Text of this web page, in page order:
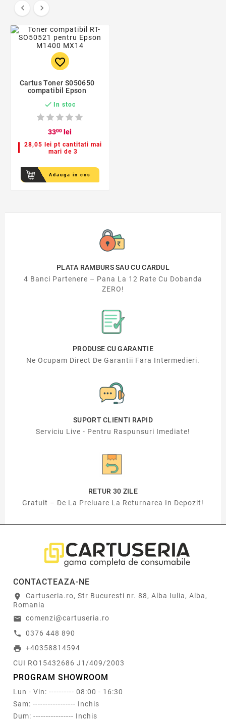
 
favorite_border
Cartus Toner S050650
compatibil Epson
 In stoc
3300 lei
28,05 lei pt cantitati mai
mari de 3
Adauga in cos
PLATA RAMBURS SAU CU CARDUL
4 Banci Partenere – Pana La 12 Rate Cu Dobanda
ZERO!
PRODUSE CU GARANTIE
Ne Ocupam Direct De Garantii Fara Intermedieri.
SUPORT CLIENTI RAPID
Serviciu Live - Pentru Raspunsuri Imediate!
RETUR 30 ZILE
Gratuit – De La Preluare La Returnarea In Depozit!
CONTACTEAZA-NE
location_on
Cartuseria.ro, Str Bucuresti nr. 88, Alba Iulia, Alba,
Romania
email comenzi@cartuseria.ro
call 0376 448 890
print +40358814594
CUI RO15432686 J1/409/2003
PROGRAM SHOWROOM
Lun - Vin: ---------- 08:00 - 16:30
Sam: ----------------- Inchis
Dum: ---------------- Inchis